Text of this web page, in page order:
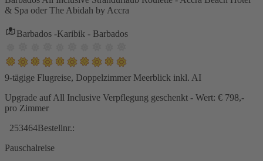
& Spa oder The Abidah by Accra
Barbados -Karibik - Barbados
9-tägige Flugreise, Doppelzimmer Meerblick inkl. AI
Upgrade auf All Inclusive Verpflegung geschenkt - Wert: € 798,-
pro Zimmer
253464Bestellnr.:
Pauschalreise